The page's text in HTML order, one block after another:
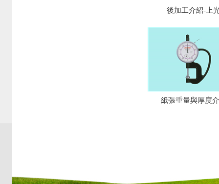
後加工介紹-上
紙張重量與厚度